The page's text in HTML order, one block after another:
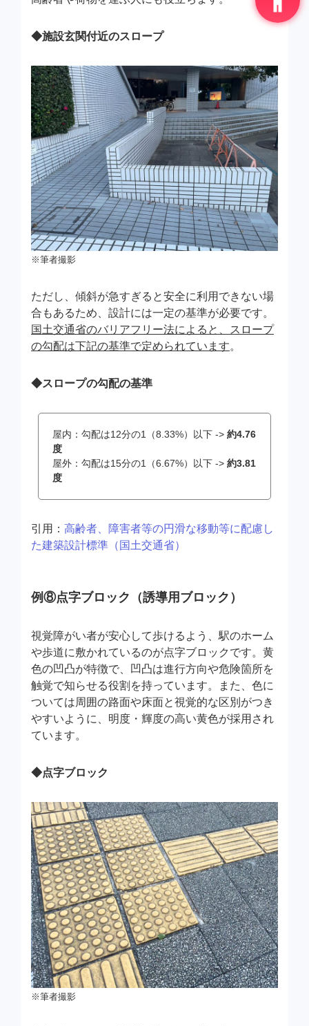
◆施設玄関付近のスロープ
※筆者撮影
ただし、傾斜が急すぎると安全に利用できない場
合もあるため、設計には一定の基準が必要です。
国土交通省のバリアフリー法によると、スロープ
の勾配は下記の基準で定められています。
◆スロープの勾配の基準
屋内：勾配は12分の1（8.33%）以下 -> 約4.76
度
屋外：勾配は15分の1（6.67%）以下 -> 約3.81
度
引用： 高齢者、障害者等の円滑な移動等に配慮し
た建築設計標準（国土交通省）
例⑧点字ブロック（誘導用ブロック）
視覚障がい者が安心して歩けるよう、駅のホーム
や歩道に敷かれているのが点字ブロックです。黄
色の凹凸が特徴で、凹凸は進行方向や危険箇所を
触覚で知らせる役割を持っています。また、色に
ついては周囲の路面や床面と視覚的な区別がつき
やすいように、明度・輝度の高い黄色が採用され
ています。
◆点字ブロック
※筆者撮影